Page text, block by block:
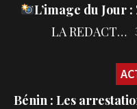
L’image du Jour
LA REDACTION
Bénin : Les